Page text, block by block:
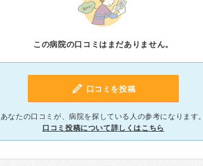
この病院の口コミはまだありません。
口コミを投稿
あなたの口コミが、病院を探している人の参考になります。
口コミ投稿について詳しくはこちら